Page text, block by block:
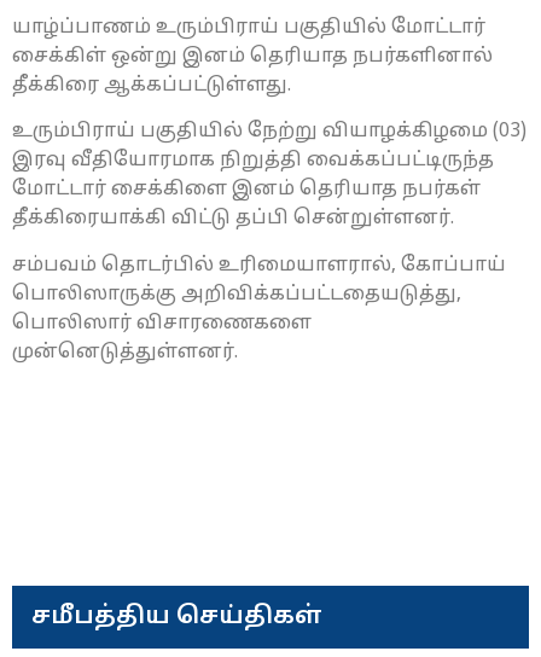
யாழ்ப்பாணம் உரும்பிராய் பகுதியில் மோட்டார்
சைக்கிள் ஒன்று இனம் தெரியாத நபர்களினால்
தீக்கிரை ஆக்கப்பட்டுள்ளது.
உரும்பிராய் பகுதியில் நேற்று வியாழக்கிழமை (03)
இரவு வீதியோரமாக நிறுத்தி வைக்கப்பட்டிருந்த
மோட்டார் சைக்கிளை இனம் தெரியாத நபர்கள்
தீக்கிரையாக்கி விட்டு தப்பி சென்றுள்ளனர்.
சம்பவம் தொடர்பில் உரிமையாளரால், கோப்பாய்
பொலிஸாருக்கு அறிவிக்கப்பட்டதையடுத்து,
பொலிஸார் விசாரணைகளை
முன்னெடுத்துள்ளனர்.
சமீபத்திய செய்திகள்